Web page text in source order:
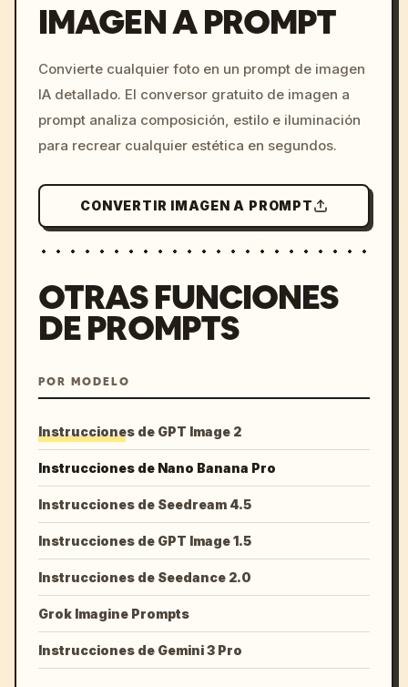
c, cyberpunk sunset, neon
colors, 8k --v 6.0
IMAGEN A PROMPT
Convierte cualquier foto en un prompt de imagen
IA detallado. El conversor gratuito de imagen a
prompt analiza composición, estilo e iluminación
para recrear cualquier estética en segundos.
CONVERTIR IMAGEN A PROMPT
OTRAS FUNCIONES
DE PROMPTS
POR MODELO
Instrucciones de GPT Image 2
Instrucciones de Nano Banana Pro
Instrucciones de Seedream 4.5
Instrucciones de GPT Image 1.5
Instrucciones de Seedance 2.0
Grok Imagine Prompts
Instrucciones de Gemini 3 Pro